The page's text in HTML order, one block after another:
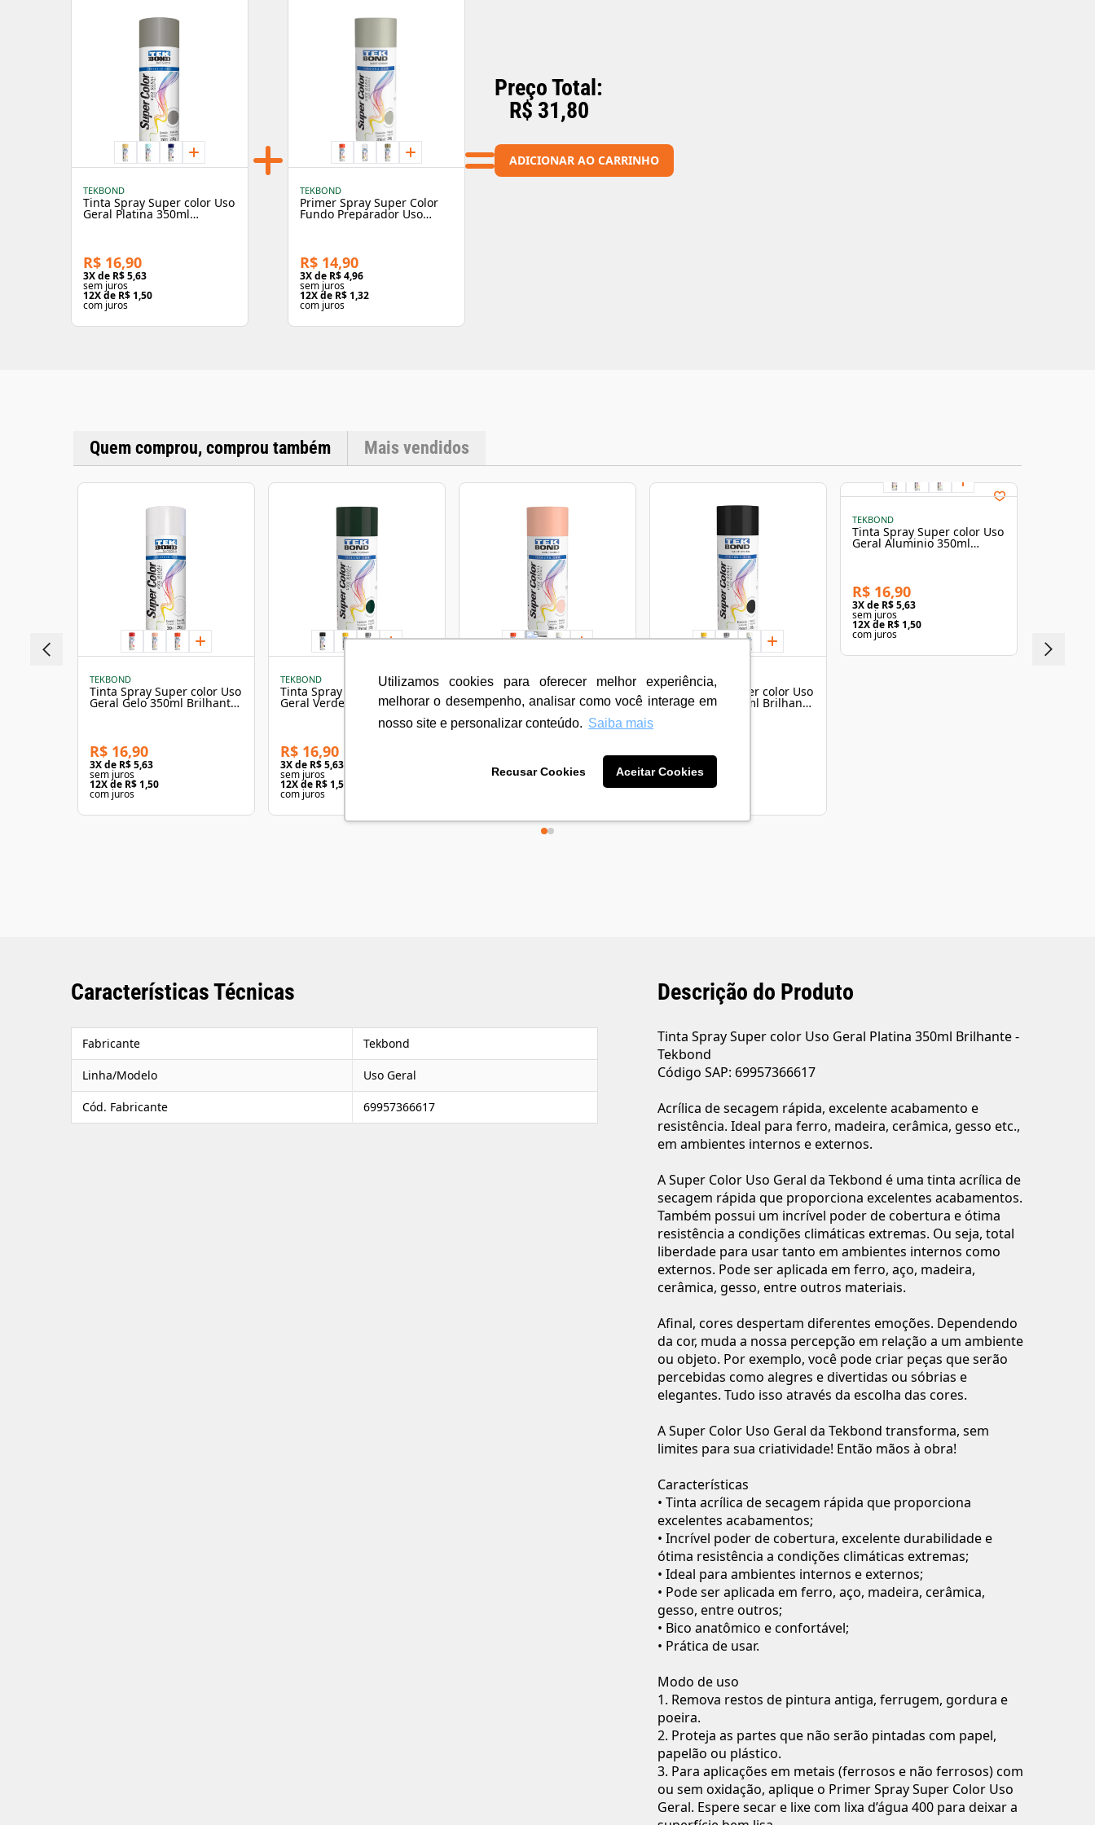
Utilizamos cookies para oferecer melhor experiência,
melhorar o desempenho, analisar como você interage em
nosso site e personalizar conteúdo. Saiba mais
Recusar Cookies Aceitar Cookies
(kg): 0.25Peso Bruto (kg): 0.38
TEKBOND
Tinta Spray Super color Uso
Geral Platina 350ml
R$ 16,90
3X de R$ 5,63
sem juros
12X de R$ 1,50
com juros
TEKBOND
Primer Spray Super Color
Fundo Preparador Uso
R$ 14,90
3X de R$ 4,96
sem juros
12X de R$ 1,32
com juros
Preço Total:
R$ 31,80
ADICIONAR AO CARRINHO
Quem comprou, comprou também Mais vendidos
TEKBOND
Tinta Spray Super color Uso
Geral Gelo 350ml Brilhante
R$ 16,90
3X de R$ 5,63
sem juros
12X de R$ 1,50
com juros
TEKBOND
Tinta Spray Super color Uso
Geral Verde Escuro 350ml
R$ 16,90
3X de R$ 5,63
sem juros
12X de R$ 1,50
com juros
TEKBOND
Tinta Spray Super color Uso
Geral Rosa 350ml Brilhante
- Tekbond
X de
sem juros
TEKBOND
Tinta Spray Super color Uso
Geral Preto 350ml Brilhante
R$ 16,90
3 X de
sem juros
R$ 1,50
TEKBOND
Tinta Spray Super color Uso
Geral Aluminio 350ml
R$ 16,90
3X de R$ 5,63
sem juros
12X de R$ 1,50
com juros
Características Técnicas
Fabricante Tekbond
Linha/Modelo Uso Geral
Cód. Fabricante 69957366617
Descrição do Produto
Tinta Spray Super color Uso Geral Platina 350ml Brilhante -
Tekbond
Código SAP: 69957366617
Acrílica de secagem rápida, excelente acabamento e
resistência. Ideal para ferro, madeira, cerâmica, gesso etc.,
em ambientes internos e externos.
A Super Color Uso Geral da Tekbond é uma tinta acrílica de
secagem rápida que proporciona excelentes acabamentos.
Também possui um incrível poder de cobertura e ótima
resistência a condições climáticas extremas. Ou seja, total
liberdade para usar tanto em ambientes internos como
externos. Pode ser aplicada em ferro, aço, madeira,
cerâmica, gesso, entre outros materiais.
Afinal, cores despertam diferentes emoções. Dependendo
da cor, muda a nossa percepção em relação a um ambiente
ou objeto. Por exemplo, você pode criar peças que serão
percebidas como alegres e divertidas ou sóbrias e
elegantes. Tudo isso através da escolha das cores.
A Super Color Uso Geral da Tekbond transforma, sem
limites para sua criatividade! Então mãos à obra!
Características
• Tinta acrílica de secagem rápida que proporciona
excelentes acabamentos;
• Incrível poder de cobertura, excelente durabilidade e
ótima resistência a condições climáticas extremas;
• Ideal para ambientes internos e externos;
• Pode ser aplicada em ferro, aço, madeira, cerâmica,
gesso, entre outros;
• Bico anatômico e confortável;
• Prática de usar.
Modo de uso
1. Remova restos de pintura antiga, ferrugem, gordura e
poeira.
2. Proteja as partes que não serão pintadas com papel,
papelão ou plástico.
3. Para aplicações em metais (ferrosos e não ferrosos) com
ou sem oxidação, aplique o Primer Spray Super Color Uso
Geral. Espere secar e lixe com lixa d’água 400 para deixar a